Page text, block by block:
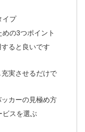
イプ
の3つポイント
ると良いです
実させるだけで
カーの見極め方
ビスを選ぶ